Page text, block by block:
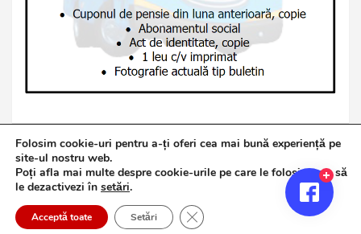
Copyright © 2026Jurnalul de Brăila
Politică de confidențialitate
Theme Horse
Proudly Powered by:WordPress
Folosim cookie-uri pentru a-ți oferi cea mai bună experiență pe
site-ul nostru web.
Poți afla mai multe despre cookie-urile pe care le folosim sau să
le dezactivezi în setări.
Acceptă toate Setări Close GDPR Cookie Banner